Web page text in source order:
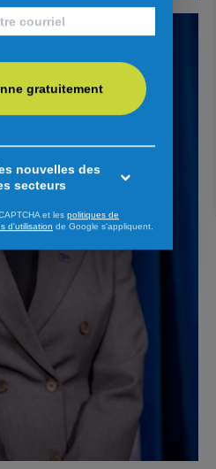
gratuitement
nouvelles des
secteurs
et les politiques de
d'utilisation de Google s'appliquent.